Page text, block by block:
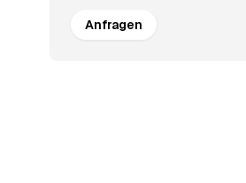
Anfragen